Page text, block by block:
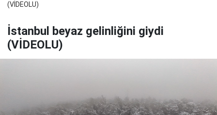
(VİDEOLU)
İstanbul beyaz gelinliğini giydi
(VİDEOLU)